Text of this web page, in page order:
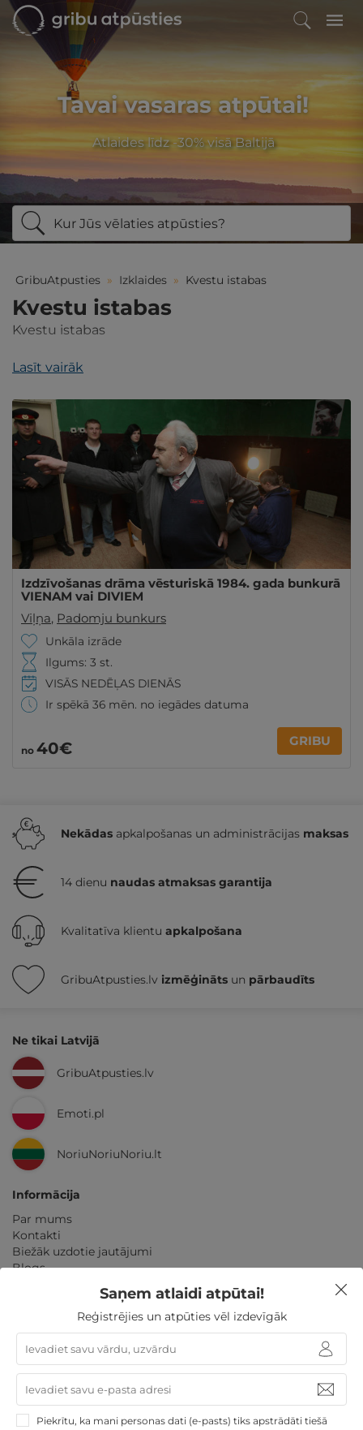
Tavai vasaras atpūtai!
Atlaides līdz -30% visā Baltijā
Kur Jūs vēlaties atpūsties?
GribuAtpusties » Izklaides » Kvestu istabas
Kvestu istabas
Kvestu istabas
Lasīt vairāk
Izdzīvošanas drāma vēsturiskā 1984. gada bunkurā
VIENAM vai DIVIEM
Viļņa, Padomju bunkurs
Unkāla izrāde
Ilgums: 3 st.
VISĀS NEDĒĻAS DIENĀS
Ir spēkā 36 mēn. no iegādes datuma
no 40€ GRIBU
Nekādas apkalpošanas un administrācijas maksas
14 dienu naudas atmaksas garantija
Kvalitatīva klientu apkalpošana
GribuAtpusties.lv izmēģināts un pārbaudīts
Ne tikai Latvijā
GribuAtpusties.lv
Emoti.pl
NoriuNoriuNoriu.lt
Informācija
Par mums
Kontakti
Biežāk uzdotie jautājumi
Blogs
Pakalpojumu piedāvājumu izvietojums
Konfidencialitātes politika
Amata vietas kandidātu personas datu politika
Partneriem
Karjera
Kontakti
Saņem atlaidi atpūtai!
Reģistrējies un atpūties vēl izdevīgāk
Piekrītu, ka mani personas dati (e-pasts) tiks apstrādāti tiešā